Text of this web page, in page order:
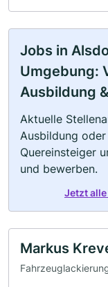
Jobs in
Umgebung:
Ausbildung
Aktuelle
Ausbildung
Quereinsteiger
und bewerben.
Jetzt
Markus